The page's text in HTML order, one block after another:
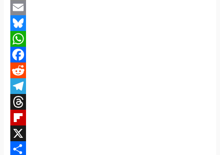
Mastodon
Email
Bluesky
WhatsApp
Facebook
Reddit
Telegram
Threads
Flipboard
X